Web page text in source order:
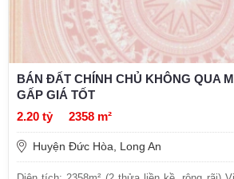
BÁN ĐẤT CHÍNH CHỦ KHÔNG QUA
GẤP GIÁ TỐT
2.20 tỷ
2358 m²
Huyện Đức Hòa, Long An